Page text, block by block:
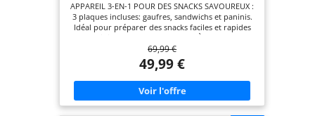
APPAREIL 3-EN-1 POUR DES SNACKS SAVOUREUX :
3 plaques incluses: gaufres, sandwichs et paninis.
Idéal pour préparer des snacks faciles et rapides
au quotidien COMPACT ET FACILE À RANGER : Cet
appareil compact se range facilement pour ne pas
encombrer votre cuisine PLAQUES ANTIADHÉSIVES
: Le revêtement antiadhésif des plaques assure
une cuisson facile NETTOYAGE FACILE : Plaques
amovibles compatibles lave-vaisselle, le nettoyage
est un jeu d'enfant RÉPARABILITÉ 15 ANS AU JUSTE
PRIX : Engagement de réparabilité 15 ans au juste
69,99 €
49,99 €